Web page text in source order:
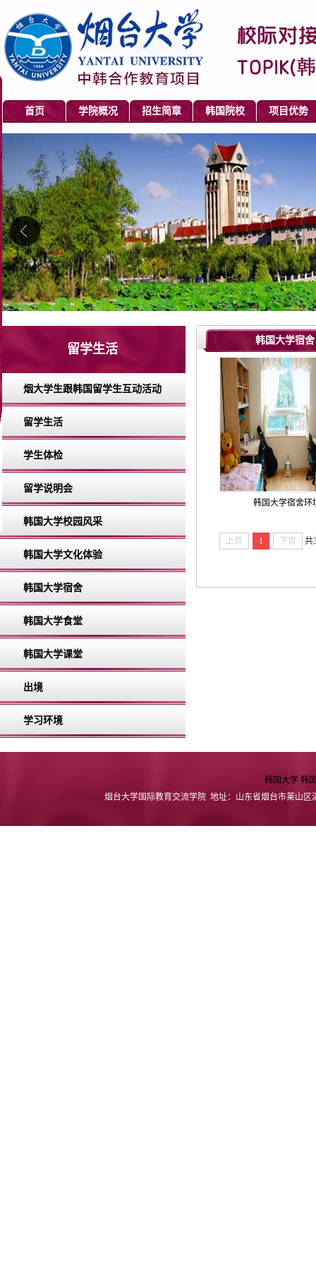
首页 学院概况 招生简章 韩国院校 项目优势
0 0 0
留学生活
烟大学生跟韩国留学生互动活动
留学生活
学生体检
留学说明会
韩国大学校园风采
韩国大学文化体验
韩国大学宿舍
韩国大学食堂
韩国大学课堂
出境
学习环境
韩国大学宿舍
韩国大学宿舍环
上页 1 下页 共
韩国大学 韩
烟台大学国际教育交流学院 地址：山东省烟台市莱山区